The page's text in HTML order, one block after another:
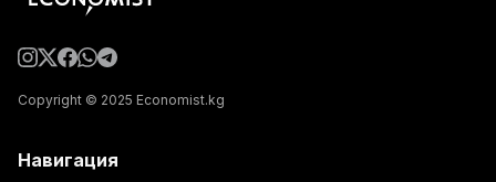
Copyright © 2025 Economist.kg
Навигация